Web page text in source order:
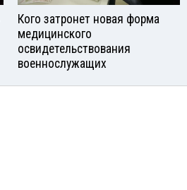
Кого затронет новая форма
медицинского
освидетельствования
военнослужащих